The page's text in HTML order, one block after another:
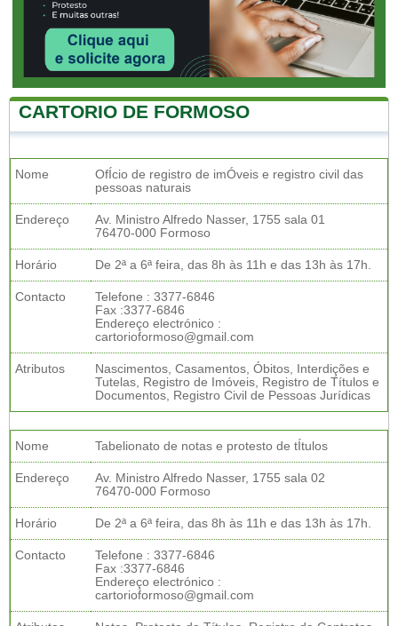
CARTORIO DE FORMOSO
Nome
OfÍcio de registro de imÓveis e registro civil das
pessoas naturais
Endereço
Av. Ministro Alfredo Nasser, 1755 sala 01
76470-000 Formoso
Horário De 2ª a 6ª feira, das 8h às 11h e das 13h às 17h.
Contacto
Telefone : 3377-6846
Fax :3377-6846
Endereço electrónico :
cartorioformoso@gmail.com
Atributos
Nascimentos, Casamentos, Óbitos, Interdições e
Tutelas, Registro de Imóveis, Registro de Títulos e
Documentos, Registro Civil de Pessoas Jurídicas
Nome Tabelionato de notas e protesto de tÍtulos
Endereço
Av. Ministro Alfredo Nasser, 1755 sala 02
76470-000 Formoso
Horário De 2ª a 6ª feira, das 8h às 11h e das 13h às 17h.
Contacto
Telefone : 3377-6846
Fax :3377-6846
Endereço electrónico :
cartorioformoso@gmail.com